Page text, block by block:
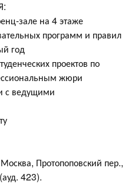
зале на 4 этаже
программ и правил
год
проектов по
жюри
с ведущими
Протопоповский пер.,
423).